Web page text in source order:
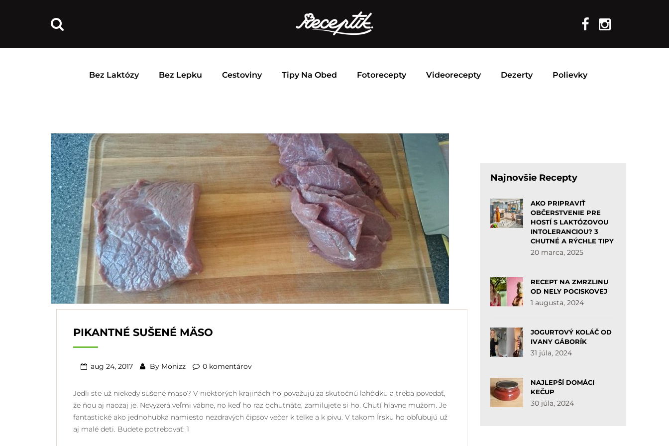
Bez Laktózy Bez Lepku Cestoviny Tipy Na Obed Fotorecepty Videorecepty Dezerty Polievky
PIKANTNÉ SUŠENÉ MÄSO
aug 24, 2017 By Monizz 0 komentárov
Jedli ste už niekedy sušené mäso? V niektorých krajinách ho považujú za skutočnú lahôdku a treba povedať,
že ňou aj naozaj je. Nevyzerá veľmi vábne, no keď ho raz ochutnáte, zamilujete si ho. Chutí hlavne mužom. Je
fantastické ako jednohubka namiesto nezdravých čipsov večer k telke a k pivu. V takom Írsku ho obľubujú už
aj malé deti. Budete potrebovať: 1
Najnovšie Recepty
AKO PRIPRAVIŤ
OBČERSTVENIE PRE
HOSTÍ S LAKTÓZOVOU
INTOLERANCIOU? 3
CHUTNÉ A RÝCHLE TIPY
20 marca, 2025
RECEPT NA ZMRZLINU
OD NELY POCISKOVEJ
1 augusta, 2024
JOGURTOVÝ KOLÁČ OD
IVANY GÁBORÍK
31 júla, 2024
NAJLEPŠÍ DOMÁCI
KEČUP
30 júla, 2024